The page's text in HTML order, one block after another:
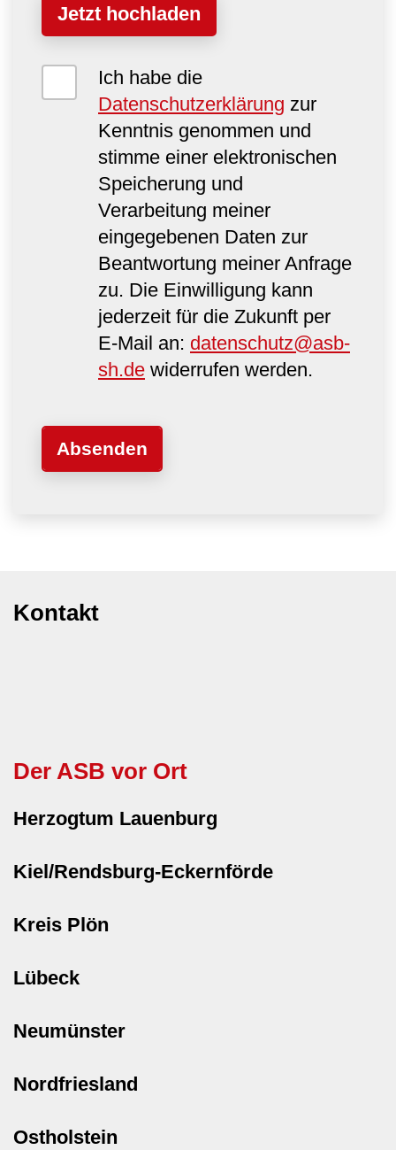
Jetzt hochladen
Ich habe die
Datenschutzerklärung zur
Kenntnis genommen und
stimme einer elektronischen
Speicherung und
Verarbeitung meiner
eingegebenen Daten zur
Beantwortung meiner Anfrage
zu. Die Einwilligung kann
jederzeit für die Zukunft per
E-Mail an: datenschutz@asb-
sh.de widerrufen werden.
Kontakt
Der ASB vor Ort
Herzogtum Lauenburg
Kiel/Rendsburg-Eckernförde
Kreis Plön
Lübeck
Neumünster
Nordfriesland
Ostholstein